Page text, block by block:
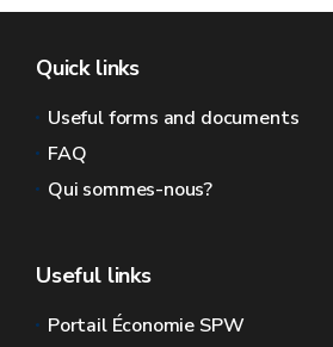
Quick links
Useful forms and documents
FAQ
Qui sommes-nous?
Useful links
Portail Économie SPW